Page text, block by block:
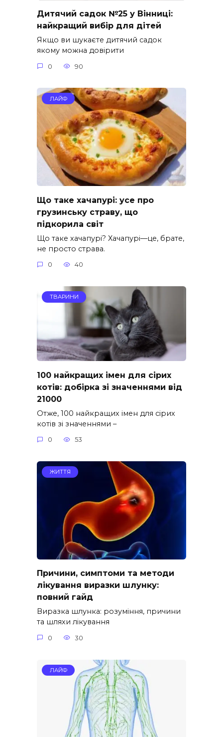
Дитячий садок №25 у Вінниці:
найкращий вибір для дітей
Якщо ви шукаєте дитячий садок
якому можна довірити
0 90
ЛАЙФ
Що таке хачапурі: усе про
грузинську страву, що
підкорила світ
Що таке хачапурі? Хачапурі—це, брате,
не просто страва.
0 40
ТВАРИНИ
100 найкращих імен для сірих
котів: добірка зі значеннями від
21000
Отже, 100 найкращих імен для сірих
котів зі значеннями –
0 53
ЖИТТЯ
Причини, симптоми та методи
лікування виразки шлунку:
повний гайд
Виразка шлунка: розуміння, причини
та шляхи лікування
0 30
ЛАЙФ